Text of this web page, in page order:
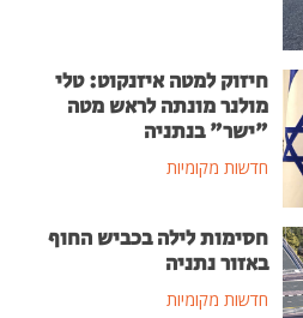
חיזוק למטה איזנקוט: טלי
מולנר מונתה לראש מטה
"ישר" בנתניה
חדשות מקומיות
חסימות לילה בכביש החוף
באזור נתניה
חדשות מקומיות